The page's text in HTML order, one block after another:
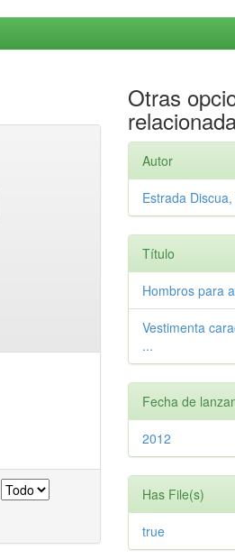
Otras
Autor
Estrada
Título
Hombros para
Vestimenta
...
Fecha de
2012
Has File(s)
true